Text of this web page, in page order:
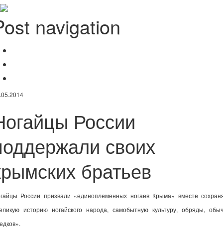
navigation
России
своих
братьев
России призвали «единоплеменных ногаев Крыма» вместе
историю ногайского народа, самобытную культуру, обряды,
.